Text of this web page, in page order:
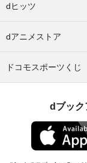
dヒッツ
dアニメストア
ドコモスポーツくじ
dブック